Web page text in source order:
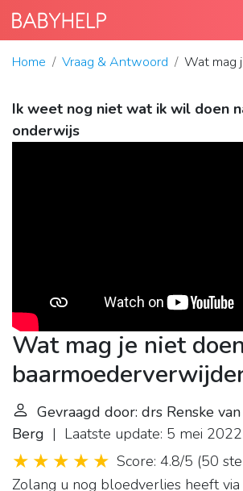
Home Vraag & Antwoord Wat mag
Ik weet nog niet wat ik wil doen
onderwijs
Wat mag je niet
Gevraagd door: drs Renske
Berg | Laatste update: 5 mei 2022
Score: 4.8/5 (50
Zolang u nog bloedverlies heeft via